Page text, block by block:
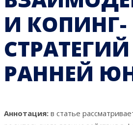
И КОПИНГ-
РАННЕЙ
Аннотация: в статье